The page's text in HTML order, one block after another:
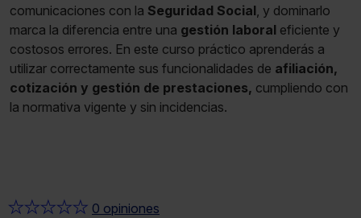
comunicaciones con la Seguridad Social, y dominarlo
marca la diferencia entre una gestión laboral eficiente y
costosos errores. En este curso práctico aprenderás a
utilizar correctamente sus funcionalidades de afiliación,
cotización y gestión de prestaciones, cumpliendo con
la normativa vigente y sin incidencias.
★★★★★ 0 opiniones